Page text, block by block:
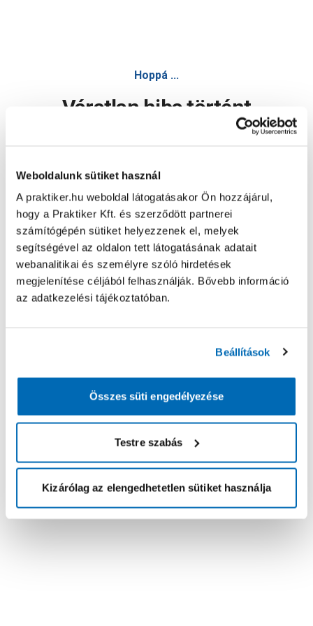
Weboldalunk sütiket használ
A praktiker.hu weboldal látogatásakor Ön hozzájárul,
hogy a Praktiker Kft. és szerződött partnerei
számítógépén sütiket helyezzenek el, melyek
segítségével az oldalon tett látogatásának adatait
webanalitikai és személyre szóló hirdetések
megjelenítése céljából felhasználják. Bővebb információ
az adatkezelési tájékoztatóban.
Beállítások
Összes süti engedélyezése
Testre szabás
Kizárólag az elengedhetetlen sütiket használja
Hoppá ...
Váratlan hiba történt
Oldal újratöltése